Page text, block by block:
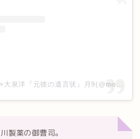
【公式】綾瀬はるか×大泉洋『元彼の遺言状』月9(@motokare_cx_)がシェアした投稿
製薬の御曹司。